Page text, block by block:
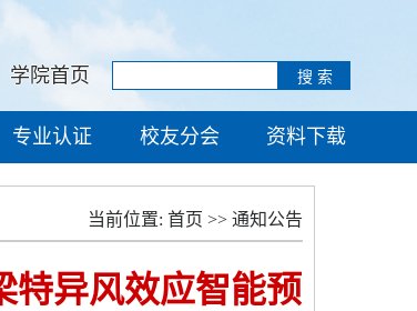
学院首页
专业认证 校友分会 资料下载
当前位置: 首页 >> 通知公告
特异风效应智能预